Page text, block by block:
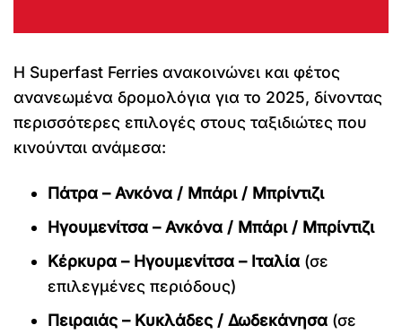
Η Superfast Ferries ανακοινώνει και φέτος
ανανεωμένα δρομολόγια για το 2025, δίνοντας
περισσότερες επιλογές στους ταξιδιώτες που
κινούνται ανάμεσα:
Πάτρα – Ανκόνα / Μπάρι / Μπρίντιζι
Ηγουμενίτσα – Ανκόνα / Μπάρι / Μπρίντιζι
Κέρκυρα – Ηγουμενίτσα – Ιταλία(σε
επιλεγμένες περιόδους)
Πειραιάς – Κυκλάδες / Δωδεκάνησα(σε